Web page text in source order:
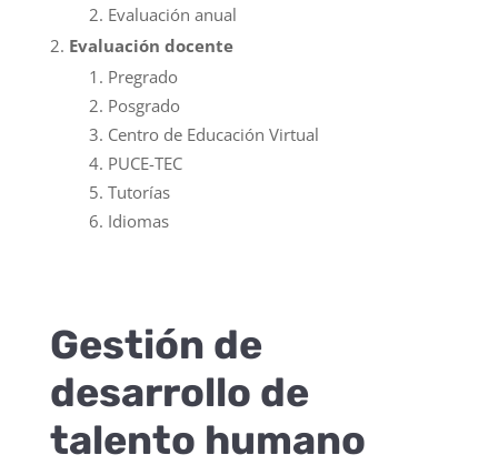
Evaluación anual
Evaluación docente
Pregrado
Posgrado
Centro de Educación Virtual
PUCE-TEC
Tutorías
Idiomas
Gestión de
desarrollo de
talento humano